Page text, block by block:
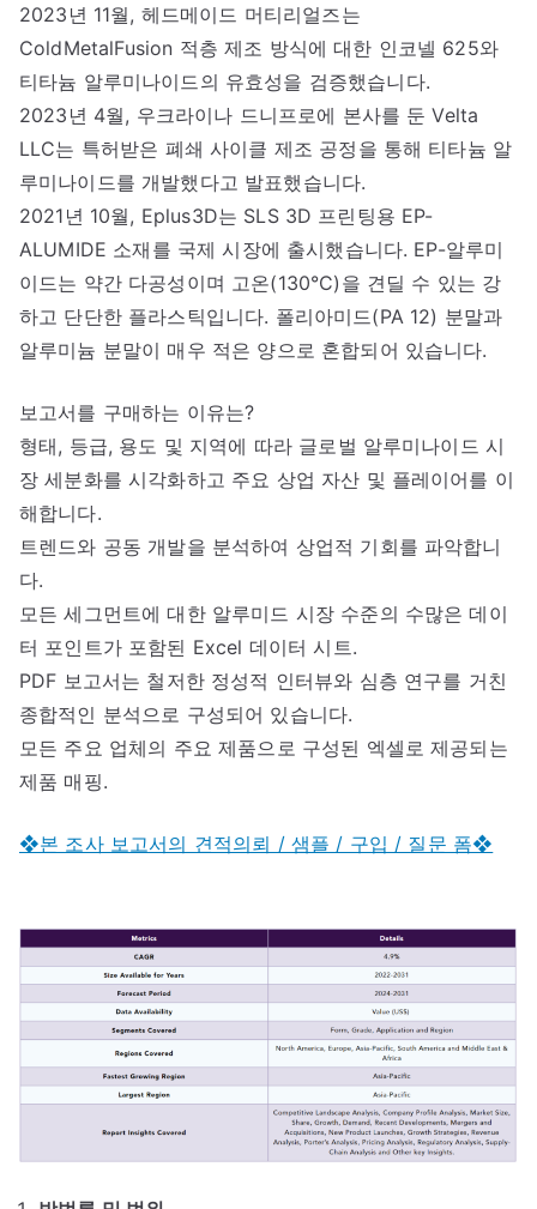
2023년 11월, 헤드메이드 머티리얼즈는
ColdMetalFusion 적층 제조 방식에 대한 인코넬 625와
티타늄 알루미나이드의 유효성을 검증했습니다.
2023년 4월, 우크라이나 드니프로에 본사를 둔 Velta
LLC는 특허받은 폐쇄 사이클 제조 공정을 통해 티타늄 알
루미나이드를 개발했다고 발표했습니다.
2021년 10월, Eplus3D는 SLS 3D 프린팅용 EP-
ALUMIDE 소재를 국제 시장에 출시했습니다. EP-알루미
이드는 약간 다공성이며 고온(130°C)을 견딜 수 있는 강
하고 단단한 플라스틱입니다. 폴리아미드(PA 12) 분말과
알루미늄 분말이 매우 적은 양으로 혼합되어 있습니다.
보고서를 구매하는 이유는?
형태, 등급, 용도 및 지역에 따라 글로벌 알루미나이드 시
장 세분화를 시각화하고 주요 상업 자산 및 플레이어를 이
해합니다.
트렌드와 공동 개발을 분석하여 상업적 기회를 파악합니
다.
모든 세그먼트에 대한 알루미드 시장 수준의 수많은 데이
터 포인트가 포함된 Excel 데이터 시트.
PDF 보고서는 철저한 정성적 인터뷰와 심층 연구를 거친
종합적인 분석으로 구성되어 있습니다.
모든 주요 업체의 주요 제품으로 구성된 엑셀로 제공되는
제품 매핑.
❖본 조사 보고서의 견적의뢰 / 샘플 / 구입 / 질문 폼❖